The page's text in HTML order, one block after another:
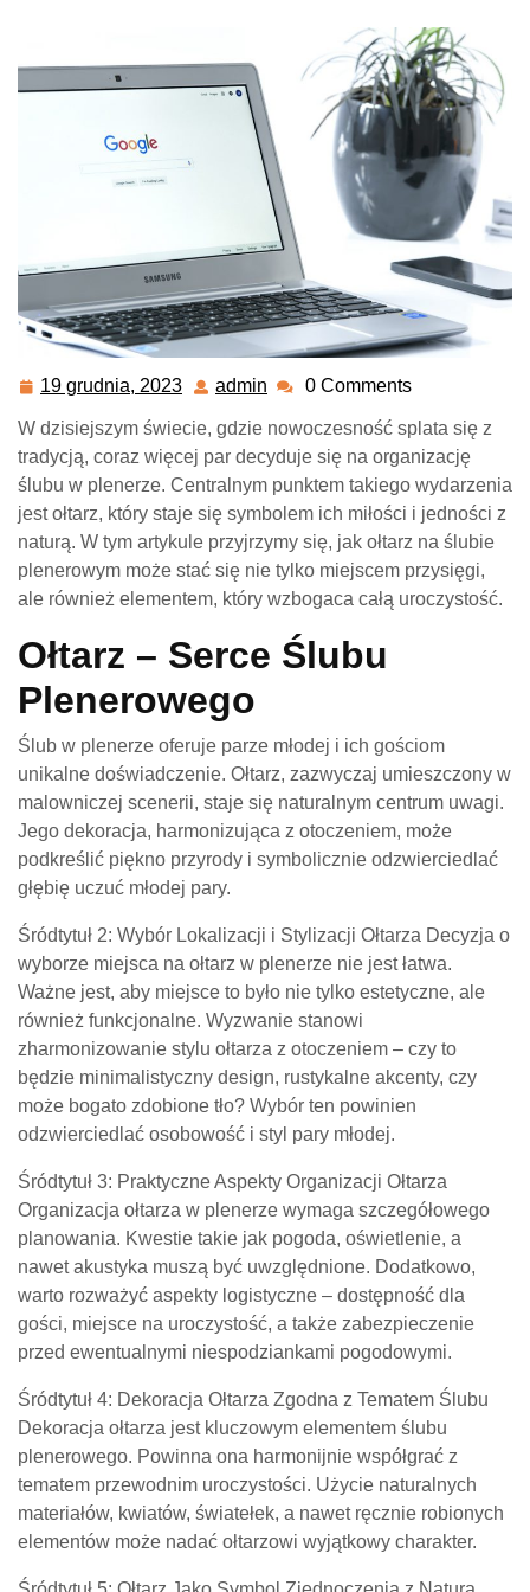
19 grudnia, 2023 19
2023
admin admin0 Comments
W dzisiejszym świecie, gdzie nowoczesność splata się z
tradycją, coraz więcej par decyduje się na organizację
ślubu w plenerze. Centralnym punktem takiego wydarzenia
jest ołtarz, który staje się symbolem ich miłości i jedności z
naturą. W tym artykule przyjrzymy się, jak ołtarz na ślubie
plenerowym może stać się nie tylko miejscem przysięgi,
ale również elementem, który wzbogaca całą uroczystość.
Ołtarz – Serce Ślubu
Plenerowego
Ślub w plenerze oferuje parze młodej i ich gościom
unikalne doświadczenie. Ołtarz, zazwyczaj umieszczony w
malowniczej scenerii, staje się naturalnym centrum uwagi.
Jego dekoracja, harmonizująca z otoczeniem, może
podkreślić piękno przyrody i symbolicznie odzwierciedlać
głębię uczuć młodej pary.
Śródtytuł 2: Wybór Lokalizacji i Stylizacji Ołtarza Decyzja o
wyborze miejsca na ołtarz w plenerze nie jest łatwa.
Ważne jest, aby miejsce to było nie tylko estetyczne, ale
również funkcjonalne. Wyzwanie stanowi
zharmonizowanie stylu ołtarza z otoczeniem – czy to
będzie minimalistyczny design, rustykalne akcenty, czy
może bogato zdobione tło? Wybór ten powinien
odzwierciedlać osobowość i styl pary młodej.
Śródtytuł 3: Praktyczne Aspekty Organizacji Ołtarza
Organizacja ołtarza w plenerze wymaga szczegółowego
planowania. Kwestie takie jak pogoda, oświetlenie, a
nawet akustyka muszą być uwzględnione. Dodatkowo,
warto rozważyć aspekty logistyczne – dostępność dla
gości, miejsce na uroczystość, a także zabezpieczenie
przed ewentualnymi niespodziankami pogodowymi.
Śródtytuł 4: Dekoracja Ołtarza Zgodna z Tematem Ślubu
Dekoracja ołtarza jest kluczowym elementem ślubu
plenerowego. Powinna ona harmonijnie współgrać z
tematem przewodnim uroczystości. Użycie naturalnych
materiałów, kwiatów, światełek, a nawet ręcznie robionych
elementów może nadać ołtarzowi wyjątkowy charakter.